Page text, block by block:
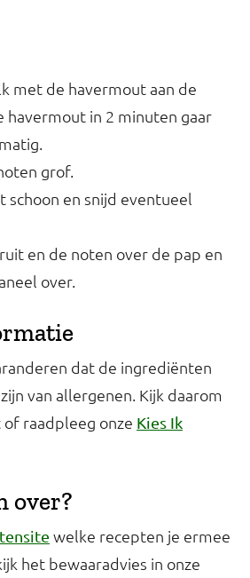
met de havermout aan de
havermout in 2 minuten gaar
grof.
schoon en snijd eventueel
en de noten over de pap en
over.
dat de ingrediënten
van allergenen. Kijk daarom
raadpleeg onze Kies Ik
over?
welke recepten je ermee
het bewaaradvies in onze